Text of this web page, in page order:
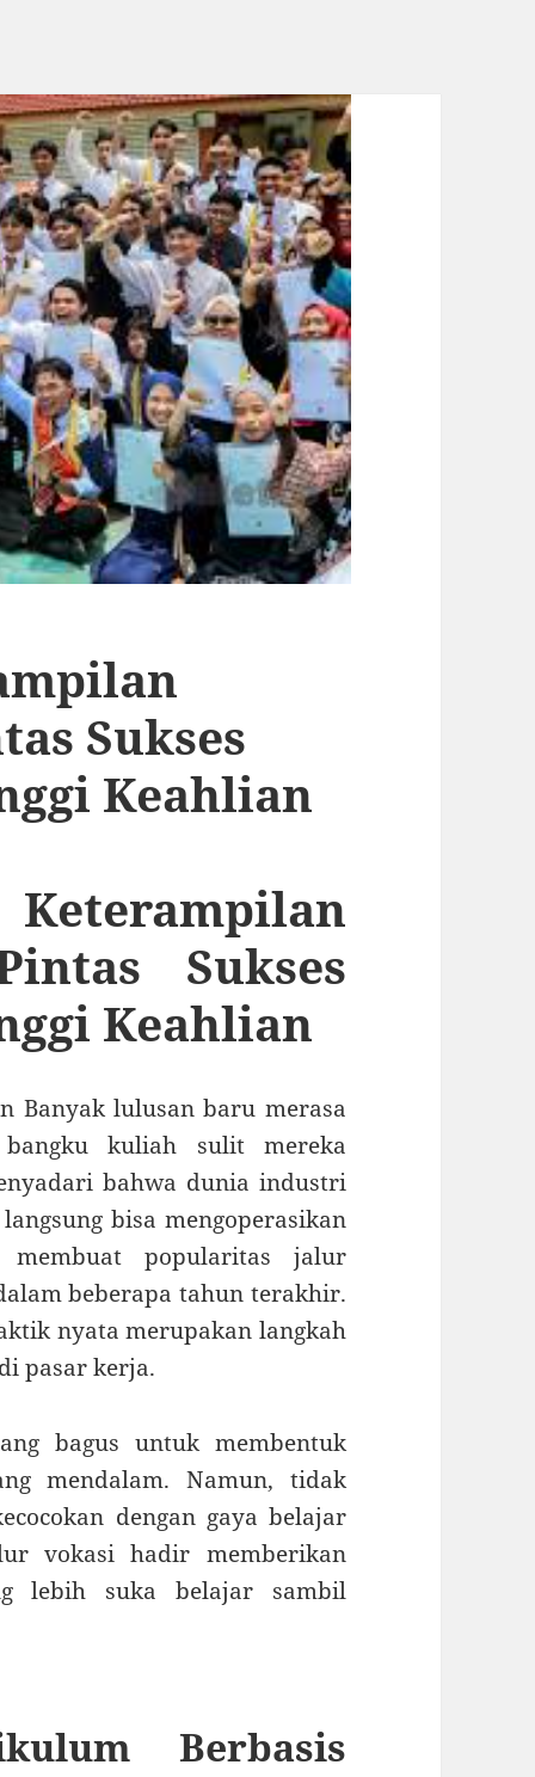
Sukses
Keahlian
Sukses
Keahlian
Banyak lulusan baru merasa
kuliah sulit mereka
bahwa dunia industri
bisa mengoperasikan
popularitas jalur
beberapa tahun terakhir.
nyata merupakan langkah
pasar kerja.
bagus untuk membentuk
mendalam. Namun, tidak
dengan gaya belajar
vokasi hadir memberikan
lebih suka belajar sambil
Berbasis